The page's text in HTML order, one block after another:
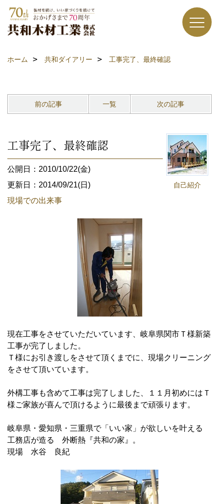
ホーム 共和ダイアリー 工事完了、最終確認
前の記事 一覧 次の記事
自己紹介
工事完了、最終確認
公開日：2010/10/22(金)
更新日：2014/09/21(日)
現場での出来事
現在工事をさせていただいています、岐阜県関市Ｔ様新築
工事が完了しました。
Ｔ様にお引き渡しをさせて頂くまでに、現場クリーニング
をさせて頂いています。
外構工事も含めて工事は完了しました、１１月初めにはＴ
様ご家族が喜んで頂けるように最後まで頑張ります。
岐阜県・愛知県・三重県で「いい家」が欲しいを叶える
工務店が造る 外断熱『共和の家』。
現場 水谷 良紀